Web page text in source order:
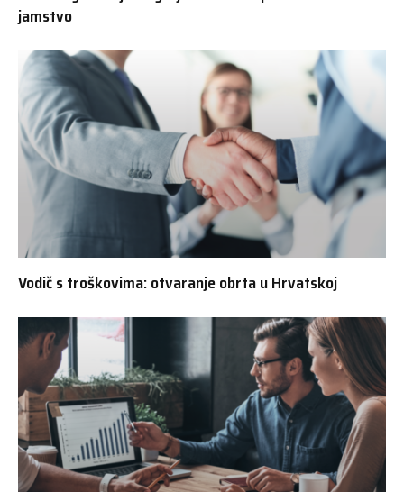
jamstvo
Vodič s troškovima: otvaranje obrta u Hrvatskoj